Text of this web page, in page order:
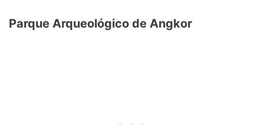
Parque Arqueológico de Angkor